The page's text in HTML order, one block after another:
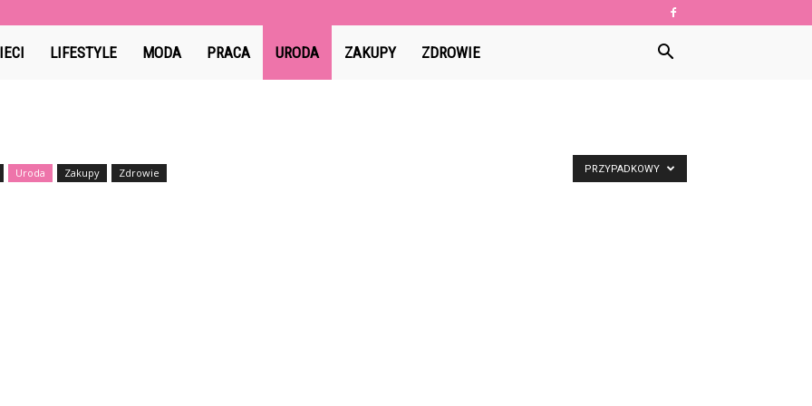
LIFESTYLE MODA PRACA URODA ZAKUPY ZDROWIE
Uroda Zakupy Zdrowie PRZYPADKOWY